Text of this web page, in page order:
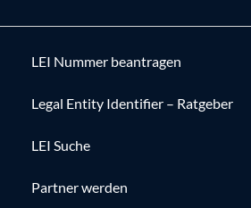
LEI Nummer beantragen
Legal Entity Identifier – Ratgeber
LEI Suche
Partner werden